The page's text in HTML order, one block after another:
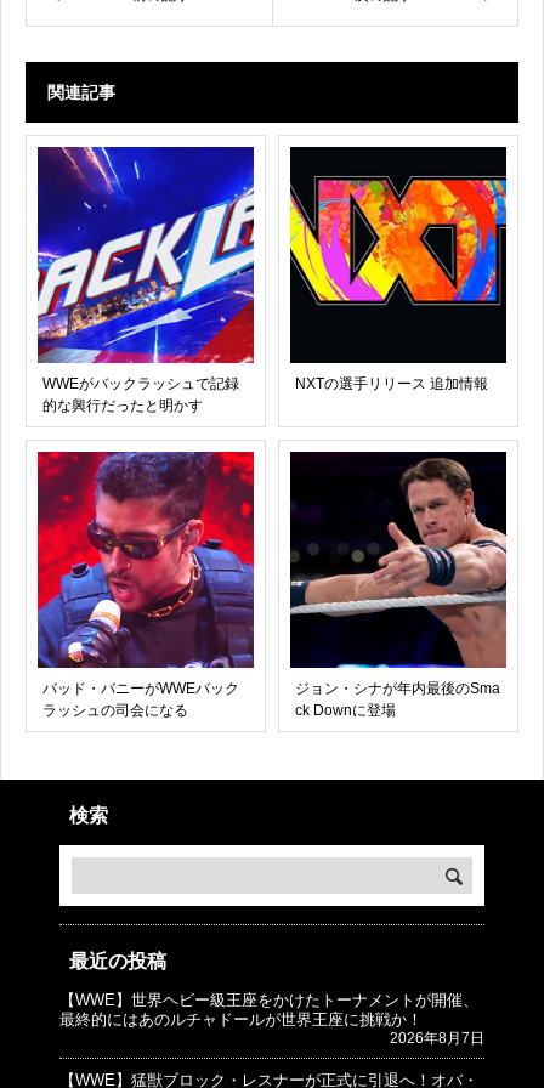
関連記事
WWEがバックラッシュで記録
的な興行だったと明かす
NXTの選手リリース 追加情報
バッド・バニーがWWEバック
ラッシュの司会になる
ジョン・シナが年内最後のSma
ck Downに登場
検索
最近の投稿
【WWE】世界ヘビー級王座をかけたトーナメントが開催、
最終的にはあのルチャドールが世界王座に挑戦か！
2026年8月7日
【WWE】猛獣ブロック・レスナーが正式に引退へ！オバ・
© プロレスJunkie ～WWEの最新情報 USA～